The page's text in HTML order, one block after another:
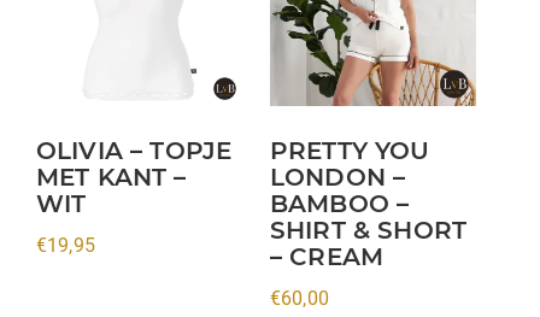
OLIVIA – TOPJE
MET KANT –
WIT
€19,95
kan
gekozen
worden
op
PRETTY YOU
LONDON –
BAMBOO –
SHIRT & SHORT
– CREAM
€60,00
meerdere
variaties.
Deze
optie
kan
gekozen
worden
op
productpagina